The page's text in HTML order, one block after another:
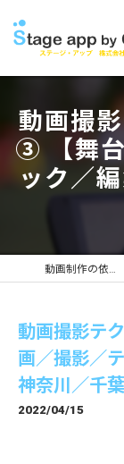
動画撮
③ 【舞
ック／
動画制作の依頼ならStage app by Qurie
動画撮影テ
画／撮影／
神奈川／千葉
2022/04/15